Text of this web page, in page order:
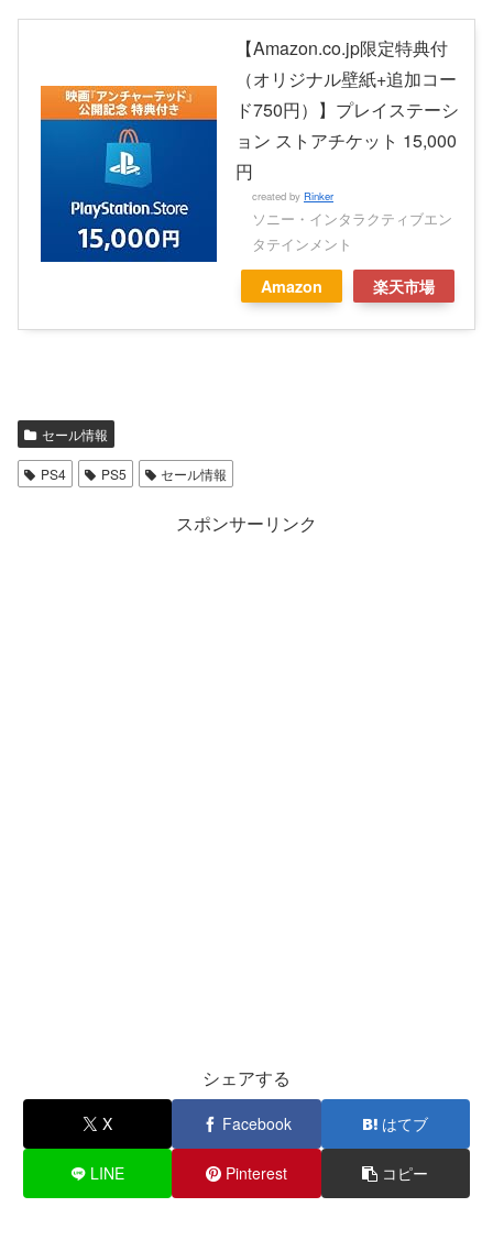
【Amazon.co.jp限定特典付
（オリジナル壁紙+追加コー
ド750円）】プレイステーシ
ョン ストアチケット 15,000
円
created by Rinker
ソニー・インタラクティブエン
タテインメント
Amazon 楽天市場
セール情報
PS4 PS5 セール情報
スポンサーリンク
シェアする
X Facebook はてブ
LINE Pinterest コピー